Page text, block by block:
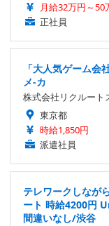
月給32万円～50
正社員
「大人気ゲーム
メ-カ
株式会社リクルート
東京都
時給1,850円
派遣社員
テレワークしなが
ート 時給4200円
間違いなし/渋谷